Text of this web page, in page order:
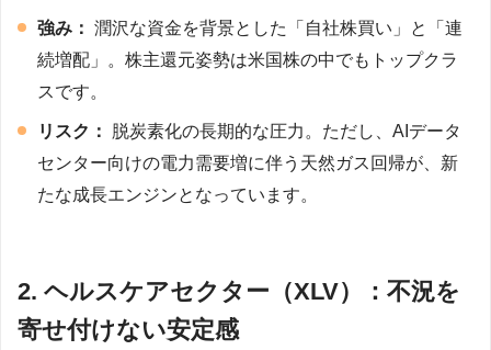
強み： 潤沢な資金を背景とした「自社株買い」と「連
続増配」。株主還元姿勢は米国株の中でもトップクラ
スです。
リスク：
脱炭素化の長期的な圧力。ただし、AIデータ
センター向けの電力需要増に伴う天然ガス回帰が、新
たな成長エンジンとなっています。
2. ヘルスケアセクター（XLV）：不況を
寄せ付けない安定感